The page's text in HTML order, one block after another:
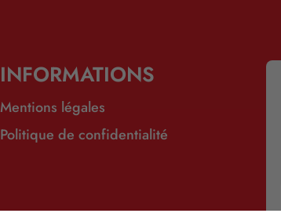
INFORMATIONS
Mentions légales
Politique de confidentialité